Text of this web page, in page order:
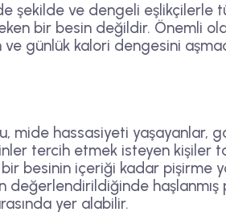
şekilde ve dengeli eşlikçilerle
bir besin değildir. Önemli
günlük kalori dengesini
mide hassasiyeti yaşayanlar,
tercih etmek isteyen kişiler
besinin içeriği kadar pişirme
değerlendirildiğinde
yer alabilir.